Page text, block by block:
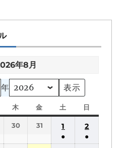
年8月
年
木
曜
日
金
曜
土
曜
日
曜
30 31
1
●
(1
2
●
(1